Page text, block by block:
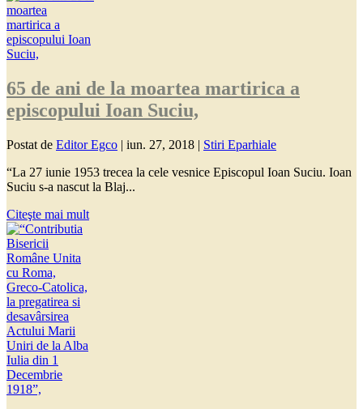
65 de ani de la moartea martirica a
episcopului Ioan Suciu,
Postat de Editor Egco | iun. 27, 2018 | Stiri Eparhiale
“La 27 iunie 1953 trecea la cele vesnice Episcopul Ioan Suciu. Ioan
Suciu s-a nascut la Blaj...
Citeşte mai mult